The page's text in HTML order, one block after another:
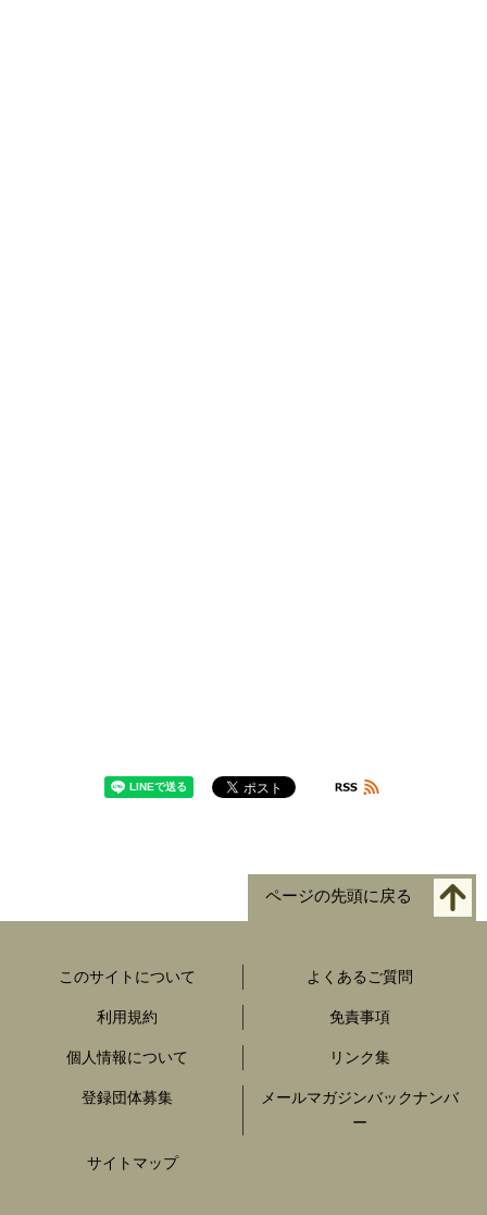
ページの先頭に戻る
このサイトについて よくあるご質問
利用規約 免責事項
個人情報について リンク集
登録団体募集
メールマガジンバックナンバ
ー
サイトマップ